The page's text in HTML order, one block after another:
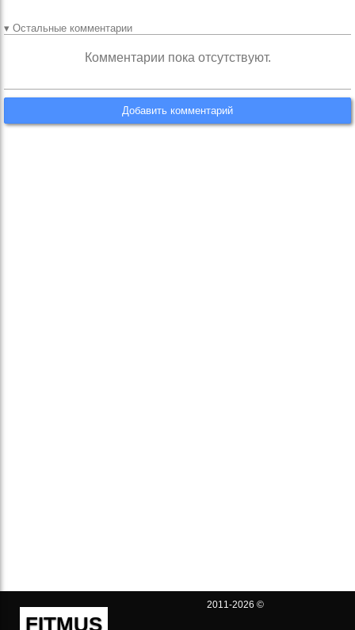
▾ Остальные комментарии
Комментарии пока отсутствуют.
Добавить комментарий
FITMUS
2011-2026 ©